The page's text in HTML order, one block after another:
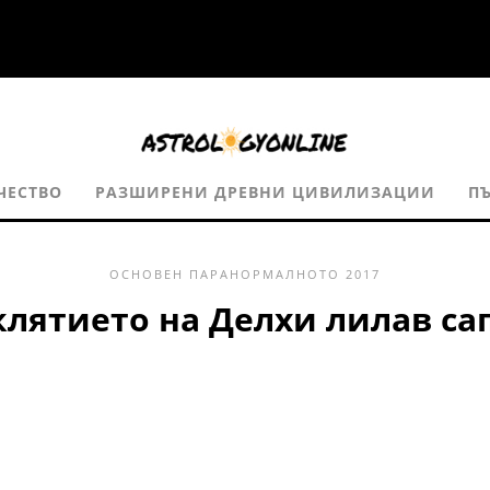
РАЗШИРЕНИ ДРЕВНИ ЦИВИЛИЗАЦИИ
ОСНОВЕН ПАРАНОРМАЛНОТО 2017
на Делхи лилав